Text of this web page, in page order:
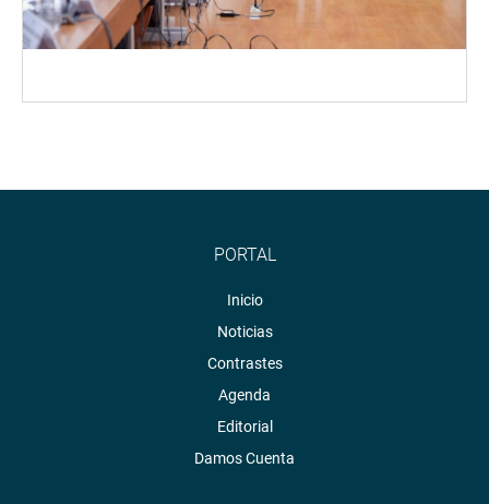
PORTAL
Inicio
Noticias
Contrastes
Agenda
Editorial
Damos Cuenta